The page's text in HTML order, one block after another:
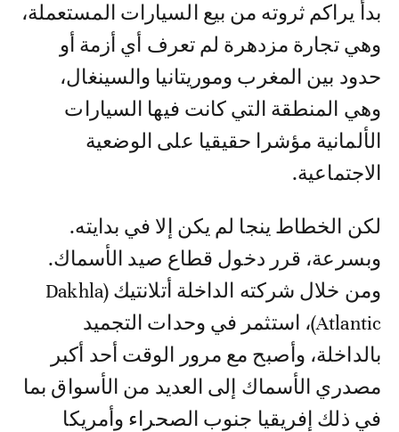
بدأ يراكم ثروته من بيع السيارات المستعملة،
وهي تجارة مزدهرة لم تعرف أي أزمة أو
حدود بين المغرب وموريتانيا والسينغال،
وهي المنطقة التي كانت فيها السيارات
الألمانية مؤشرا حقيقيا على الوضعية
الاجتماعية.
لكن الخطاط ينجا لم يكن إلا في بدايته.
وبسرعة، قرر دخول قطاع صيد الأسماك.
ومن خلال شركته الداخلة أتلانتيك (Dakhla
Atlantic)، استثمر في وحدات التجميد
بالداخلة، وأصبح مع مرور الوقت أحد أكبر
مصدري الأسماك إلى العديد من الأسواق بما
في ذلك إفريقيا جنوب الصحراء وأمريكا